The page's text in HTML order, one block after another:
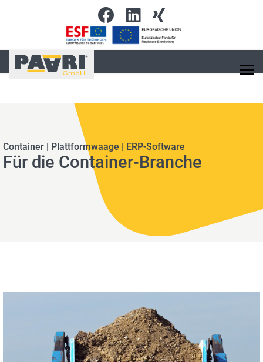
Container | Plattformwaage | ERP-Software
Für die Container-Branche